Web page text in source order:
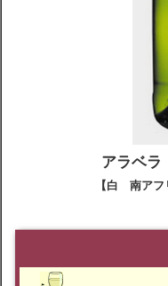
アラベ
【白 南アフ